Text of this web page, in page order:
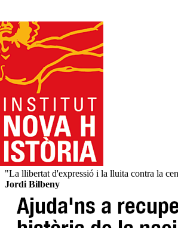
"La llibertat d'expressió i la lluita contra la
Jordi Bilbeny